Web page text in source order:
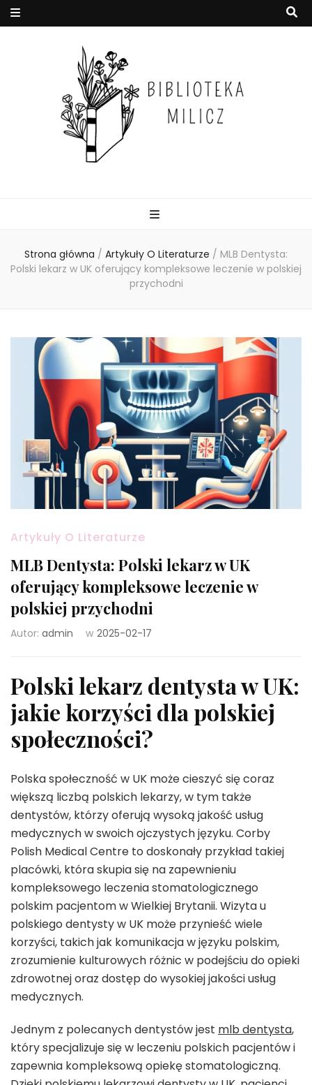
Strona główna / Artykuły O Literaturze / MLB Dentysta:
Polski lekarz w UK oferujący kompleksowe leczenie w polskiej
przychodni
Artykuły O Literaturze
MLB Dentysta: Polski lekarz w UK
oferujący kompleksowe leczenie w
polskiej przychodni
Autor: admin w 2025-02-17
Polski lekarz dentysta w UK:
jakie korzyści dla polskiej
społeczności?
Polska społeczność w UK może cieszyć się coraz
większą liczbą polskich lekarzy, w tym także
dentystów, którzy oferują wysoką jakość usług
medycznych w swoich ojczystych języku. Corby
Polish Medical Centre to doskonały przykład takiej
placówki, która skupia się na zapewnieniu
kompleksowego leczenia stomatologicznego
polskim pacjentom w Wielkiej Brytanii. Wizyta u
polskiego dentysty w UK może przynieść wiele
korzyści, takich jak komunikacja w języku polskim,
zrozumienie kulturowych różnic w podejściu do opieki
zdrowotnej oraz dostęp do wysokiej jakości usług
medycznych.
Jednym z polecanych dentystów jest mlb dentysta,
który specjalizuje się w leczeniu polskich pacjentów i
zapewnia kompleksową opiekę stomatologiczną.